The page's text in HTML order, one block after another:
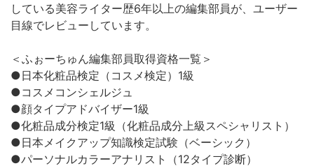
している美容ライター歴6年以上の編集部員が、ユーザー
目線でレビューしています。
＜ふぉーちゅん編集部員取得資格一覧＞
●日本化粧品検定（コスメ検定）1級
●コスメコンシェルジュ
●顔タイプアドバイザー1級
●化粧品成分検定1級（化粧品成分上級スペシャリスト）
●日本メイクアップ知識検定試験（ベーシック）
●パーソナルカラーアナリスト（12タイプ診断）